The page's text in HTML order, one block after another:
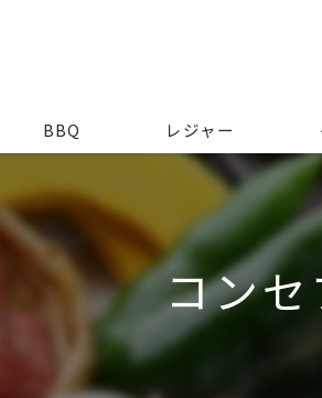
BBQ レジャー
コン